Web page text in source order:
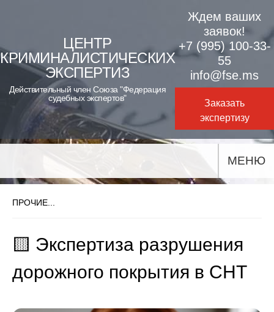
content
ЦЕНТР
КРИМИНАЛИСТИЧЕСКИХ
ЭКСПЕРТИЗ
Действительный член Союза "Федерация
судебных экспертов"
Ждем ваших
заявок!
+7 (995) 100-33-
55
info@fse.ms
Заказать
экспертизу
МЕНЮ
ПРОЧИЕ...
🟨 Экспертиза разрушения
дорожного покрытия в СНТ